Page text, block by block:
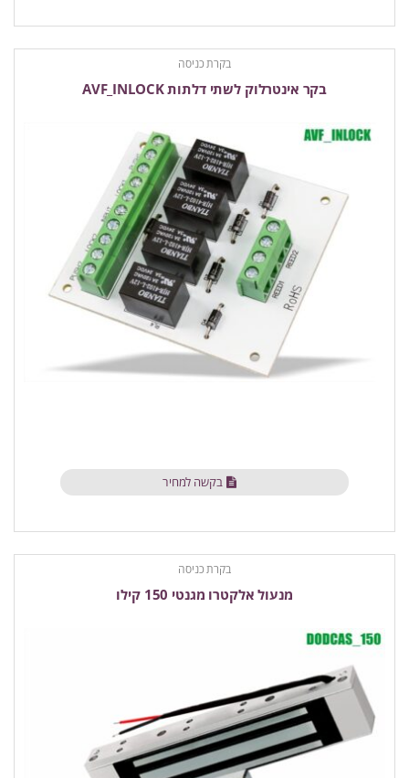
בקרת כניסה
בקר אינטרלוק לשתי דלתות AVF_INLOCK
בקשה למחיר
בקרת כניסה
מנעול אלקטרו מגנטי 150 קילו